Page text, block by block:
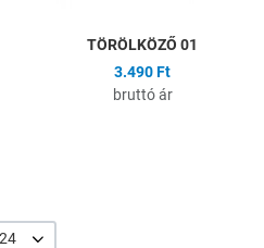
TÖRÖLKÖZŐ 01
3.490 Ft
bruttó ár
24